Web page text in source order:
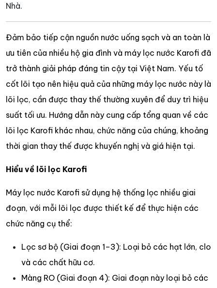
Nhà.
Đảm bảo tiếp cận nguồn nước uống sạch và an toàn là
ưu tiên của nhiều hộ gia đình và máy lọc nước Karofi đã
trở thành giải pháp đáng tin cậy tại Việt Nam. Yếu tố
cốt lõi tạo nên hiệu quả của những máy lọc nước này là
lõi lọc, cần được thay thế thường xuyên để duy trì hiệu
suất tối ưu. Hướng dẫn này cung cấp tổng quan về các
lõi lọc Karofi khác nhau, chức năng của chúng, khoảng
thời gian thay thế được khuyến nghị và giá hiện tại.
Hiểu về lõi lọc Karofi
Máy lọc nước Karofi sử dụng hệ thống lọc nhiều giai
đoạn, với mỗi lõi lọc được thiết kế để thực hiện các
chức năng cụ thể:
Lọc sơ bộ (Giai đoạn 1–3): Loại bỏ các hạt lớn, clo
và các chất hữu cơ.
Màng RO (Giai đoạn 4): Giai đoạn này loại bỏ các